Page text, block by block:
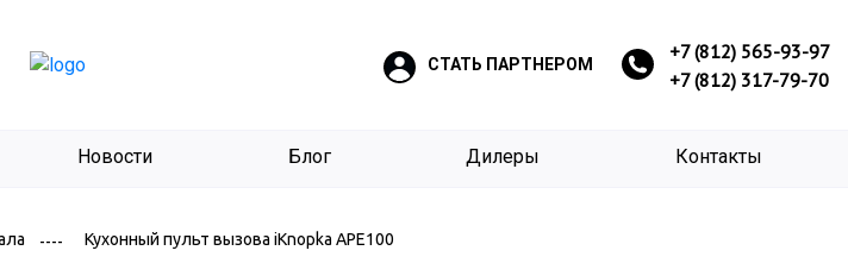
СТАТЬ ПАРТНЕРОМ
+7 (812) 565-93-97
+7 (812) 317-79-70
Новости Блог Дилеры Контакты
Кухонный пульт вызова iKnopka APE100